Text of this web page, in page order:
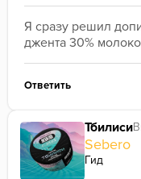
Я сразу решил
джента 30%
Ответить
Тбилиси
Sebero
Гид